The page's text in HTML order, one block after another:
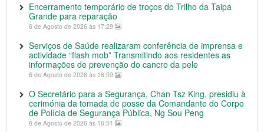
Encerramento temporário de troços do Trilho da Taipa
Grande para reparação
6 de Agosto de 2026 às 17:29
Serviços de Saúde realizaram conferência de imprensa e
actividade “flash mob” Transmitindo aos residentes as
informações de prevenção do cancro da pele
6 de Agosto de 2026 às 16:59
O Secretário para a Segurança, Chan Tsz King, presidiu à
cerimónia da tomada de posse da Comandante do Corpo
de Polícia de Segurança Pública, Ng Sou Peng
6 de Agosto de 2026 às 16:51